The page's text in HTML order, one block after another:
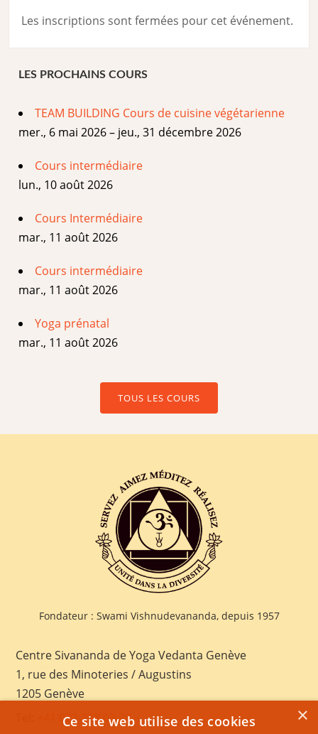
Les inscriptions sont fermées pour cet événement.
LES PROCHAINS COURS
TEAM BUILDING Cours de cuisine végétarienne
mer., 6 mai 2026 – jeu., 31 décembre 2026
Cours intermédiaire
lun., 10 août 2026
Cours Intermédiaire
mar., 11 août 2026
Cours intermédiaire
mar., 11 août 2026
Yoga prénatal
mar., 11 août 2026
TOUS LES COURS
Fondateur : Swami Vishnudevananda, depuis 1957
Centre Sivananda de Yoga Vedanta Genève
1, rue des Minoteries / Augustins
1205 Genève
+41 022 328 03 28 ×
Ce site web utilise des cookies